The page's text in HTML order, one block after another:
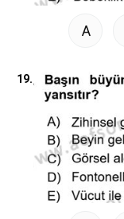
A
19.